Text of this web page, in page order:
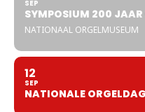
SEP
SYMPOSIUM 200 JAAR
NATIONAAL ORGELMUSEUM
12
SEP
NATIONALE